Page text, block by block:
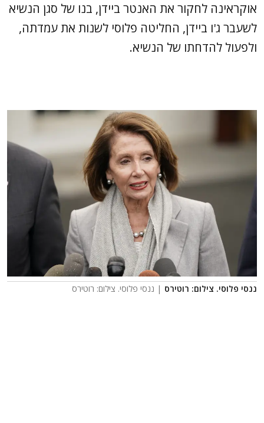
אוקראינה לחקור את האנטר ביידן, בנו של סגן הנשיא
לשעבר ג'ו ביידן, החליטה פלוסי לשנות את עמדתה,
ולפעול להדחתו של הנשיא.
ננסי פלוסי. צילום: רוטירס | ננסי פלוסי. צילום: רוטירס